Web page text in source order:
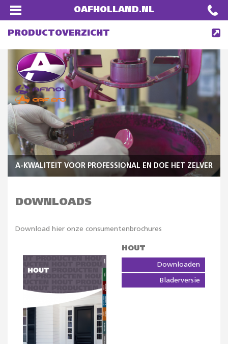
OAFHOLLAND.NL
PRODUCTOVERZICHT
A-KWALITEIT VOOR PROFESSIONAL EN DOE HET ZELVER
DOWNLOADS
Download hier onze consumentenbrochures
HOUT
Downloaden
Bladerversie